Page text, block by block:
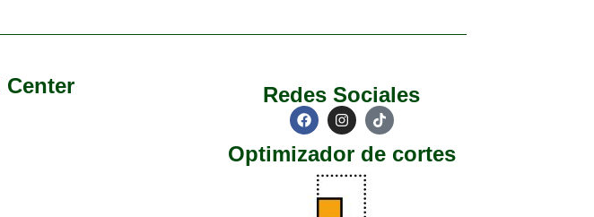
Center Redes Sociales
Optimizador de cortes